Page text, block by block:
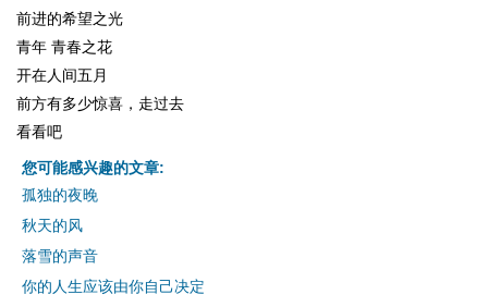
前进的希望之光
青年 青春之花
开在人间五月
前方有多少惊喜，走过去
看看吧
您可能感兴趣的文章:
孤独的夜晚
秋天的风
落雪的声音
你的人生应该由你自己决定